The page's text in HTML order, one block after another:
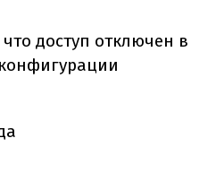
что доступ отключен в